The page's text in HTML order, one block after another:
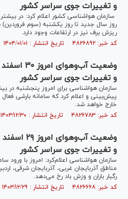
و تغییرات جوی سراسر کشور
سازمان هواشناسی کشور اعلام کرد: در
روز سال جدید تا روز یکشنبه (سوم فروردین)
ریزش برف نیز در ارتفاعات وجود دارد.
کد خبر: ۴۸۲۶۸۹۲ تاریخ انتشار : ۱۴۰۴/۰۱/۰۱
و تغییرات جوی سراسر کشور
سازمان هواشناسی برای امروز پنجشنبه در
پیش‌بینی و اعلام کرد که سامانه بارشی
خارج خواهد شد.
کد خبر: ۴۸۲۶۷۸۳ تاریخ انتشار : ۱۴۰۳/۱۲/۳۰
و تغییرات جوی سراسر کشور
سازمان هواشناسی اعلام‌کرد: امروز با ورود
مناطق آذربایجان غربی، آذربایجان شرقی،
رگبار باران و وزش باد رخ می‌دهد.
کد خبر: ۴۸۲۶۶۶۸ تاریخ انتشار : ۱۴۰۳/۱۲/۲۹